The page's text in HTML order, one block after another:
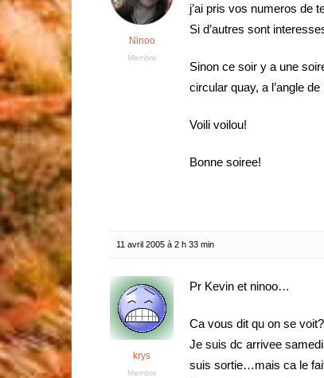
Ninoo
Membre
j’ai pris vos numeros de
Si d’autres sont
Sinon ce soir y a une
circular quay, a l’angle
Voili voilou!
Bonne soiree!
11 avril 2005 à 2 h 33 min
krys
Membre
Pr Kevin et ninoo…
Ca vous dit qu on se
Je suis dc arrivee
suis sortie…mais ca le